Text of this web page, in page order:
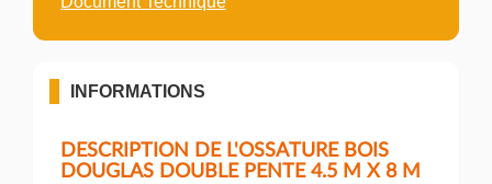
INFORMATIONS
DESCRIPTION DE L'OSSATURE BOIS
DOUGLAS DOUBLE PENTE 4.5 M X 8 M